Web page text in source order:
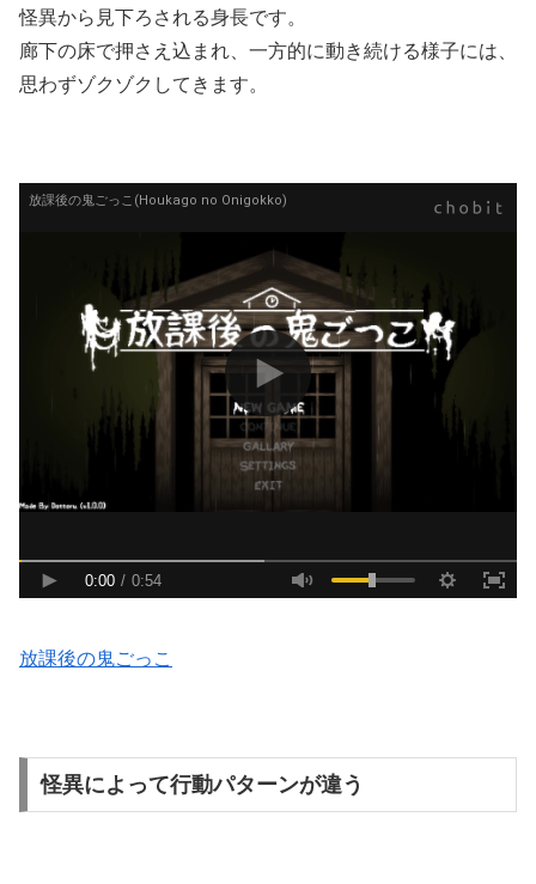
怪異から見下ろされる身長です。
廊下の床で押さえ込まれ、一方的に動き続ける様子には、
思わずゾクゾクしてきます。
放課後の鬼ごっこ
怪異によって行動パターンが違う